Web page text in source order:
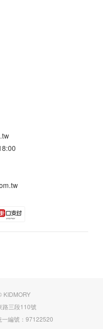
KIDMORY
路三段110號
編號：97122520